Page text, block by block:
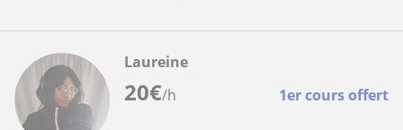
20€/h 1er cours offert
Laureine